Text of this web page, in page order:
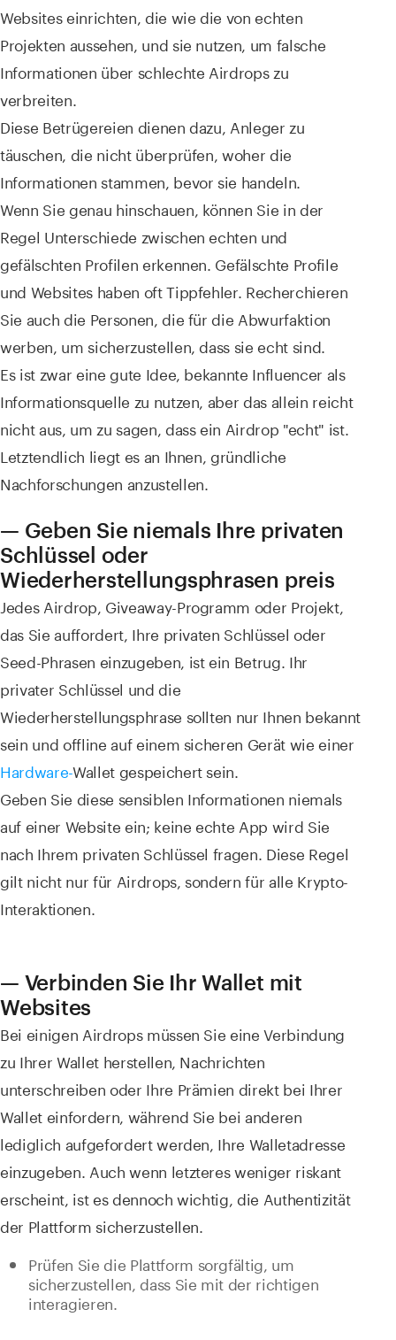
Websites einrichten, die wie die von echten
Projekten aussehen, und sie nutzen, um falsche
Informationen über schlechte Airdrops zu
verbreiten.
Diese Betrügereien dienen dazu, Anleger zu
täuschen, die nicht überprüfen, woher die
Informationen stammen, bevor sie handeln.
Wenn Sie genau hinschauen, können Sie in der
Regel Unterschiede zwischen echten und
gefälschten Profilen erkennen. Gefälschte Profile
und Websites haben oft Tippfehler. Recherchieren
Sie auch die Personen, die für die Abwurfaktion
werben, um sicherzustellen, dass sie echt sind.
Es ist zwar eine gute Idee, bekannte Influencer als
Informationsquelle zu nutzen, aber das allein reicht
nicht aus, um zu sagen, dass ein Airdrop "echt" ist.
Letztendlich liegt es an Ihnen, gründliche
Nachforschungen anzustellen.
— Geben Sie niemals Ihre privaten
Schlüssel oder
Wiederherstellungsphrasen preis
Jedes Airdrop, Giveaway-Programm oder Projekt,
das Sie auffordert, Ihre privaten Schlüssel oder
Seed-Phrasen einzugeben, ist ein Betrug. Ihr
privater Schlüssel und die
Wiederherstellungsphrase sollten nur Ihnen bekannt
sein und offline auf einem sicheren Gerät wie einer
Hardware-Wallet gespeichert sein.
Geben Sie diese sensiblen Informationen niemals
auf einer Website ein; keine echte App wird Sie
nach Ihrem privaten Schlüssel fragen. Diese Regel
gilt nicht nur für Airdrops, sondern für alle Krypto-
Interaktionen.
— Verbinden Sie Ihr Wallet mit
Websites
Bei einigen Airdrops müssen Sie eine Verbindung
zu Ihrer Wallet herstellen, Nachrichten
unterschreiben oder Ihre Prämien direkt bei Ihrer
Wallet einfordern, während Sie bei anderen
lediglich aufgefordert werden, Ihre Walletadresse
einzugeben. Auch wenn letzteres weniger riskant
erscheint, ist es dennoch wichtig, die Authentizität
der Plattform sicherzustellen.
Prüfen Sie die Plattform sorgfältig, um
sicherzustellen, dass Sie mit der richtigen
interagieren.